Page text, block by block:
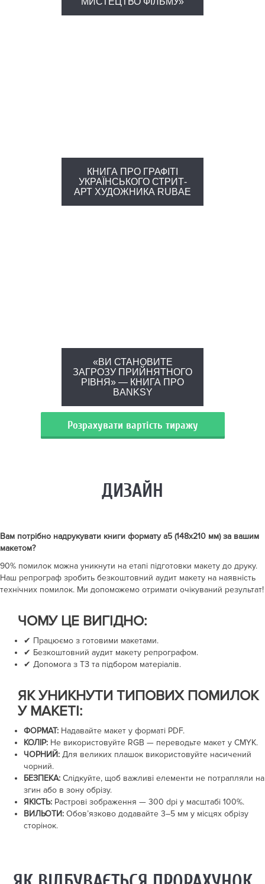
КНИГА ПРО ГРАФІТІ
УКРАЇНСЬКОГО СТРИТ-
АРТ ХУДОЖНИКА RUBAE
«ВИ СТАНОВИТЕ
ЗАГРОЗУ ПРИЙНЯТНОГО
РІВНЯ» — КНИГА ПРО
BANKSY
Розрахувати вартість тиражу
ДИЗАЙН
Вам потрібно надрукувати книги формату а5 (148x210 мм)за вашим
макетом?
90% помилок можна уникнути на етапі підготовки макету до друку.
Наш репрограф зробить безкоштовний аудит макету на наявність
технічних помилок. Ми допоможемо отримати очікуваний результат!
ЧОМУ ЦЕ ВИГІДНО:
✔ Працюємо з готовими макетами.
✔ Безкоштовний аудит макету репрографом.
✔ Допомога з ТЗ та підбором матеріалів.
ЯК УНИКНУТИ ТИПОВИХ ПОМИЛОК
У МАКЕТІ:
ФОРМАТ: Надавайте макет у форматі PDF.
КОЛІР: Не використовуйте RGB — переводьте макет у CMYK.
ЧОРНИЙ: Для великих плашок використовуйте насичений
чорний.
БЕЗПЕКА: Слідкуйте, щоб важливі елементи не потрапляли на
згин або в зону обрізу.
ЯКІСТЬ: Растрові зображення — 300 dpi у масштабі 100%.
ВИЛЬОТИ: Обов’язково додавайте 3–5 мм у місцях обрізу
сторінок.